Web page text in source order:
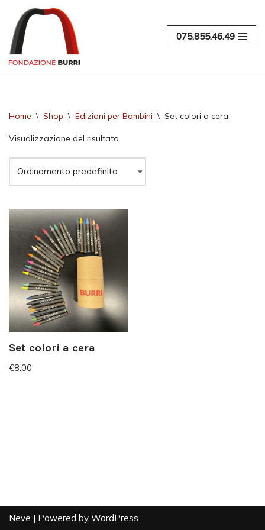
Vai
al
contenuto
075.855.46.49
Home \ Shop \ Edizioni per Bambini \ Set colori a cera
Visualizzazione del risultato
Set colori a cera
€8.00
Neve | Powered by WordPress